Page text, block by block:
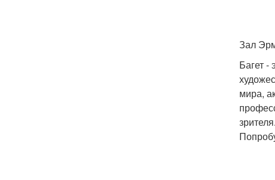
Зал
Багет -
мира,